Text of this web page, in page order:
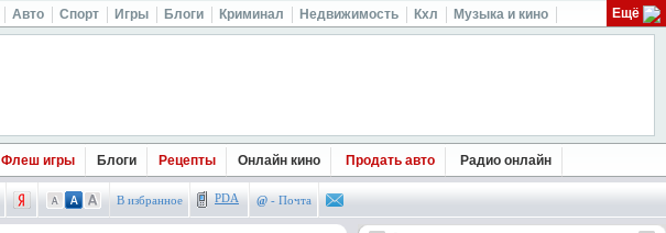
Авто Спорт Игры Блоги Криминал Недвижимость Кхл Музыка и кино Ещё
Флеш игры Блоги Рецепты Онлайн кино Продать авто Радио онлайн
В избранное PDA @ - Почта